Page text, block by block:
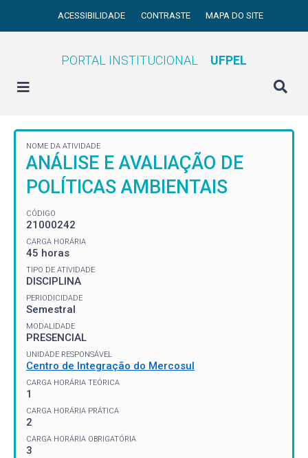
ACESSIBILIDADE CONTRASTE MAPA DO SITE
PORTAL INSTITUCIONAL UFPEL
NOME DA ATIVIDADE
ANÁLISE E AVALIAÇÃO DE
POLÍTICAS AMBIENTAIS
CÓDIGO
21000242
CARGA HORÁRIA
45 horas
TIPO DE ATIVIDADE
DISCIPLINA
PERIODICIDADE
Semestral
MODALIDADE
PRESENCIAL
UNIDADE RESPONSÁVEL
Centro de Integração do Mercosul
CARGA HORÁRIA TEÓRICA
1
CARGA HORÁRIA PRÁTICA
2
CARGA HORÁRIA OBRIGATÓRIA
3